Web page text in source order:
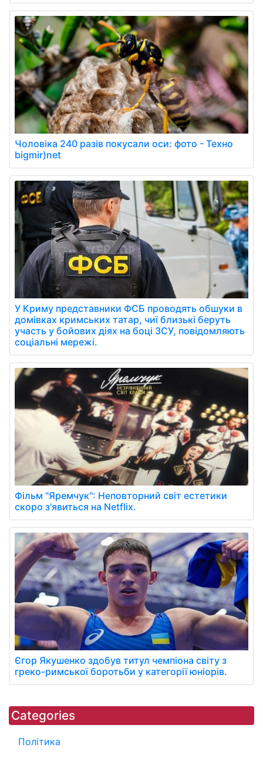
Чоловіка 240 разів покусали оси: фото - Техно
bigmir)net
У Криму представники ФСБ проводять обшуки в
домівках кримських татар, чиї близькі беруть
участь у бойових діях на боці ЗСУ, повідомляють
соціальні мережі.
Фільм "Яремчук": Неповторний світ естетики
скоро з'явиться на Netflix.
Єгор Якушенко здобув титул чемпіона світу з
греко-римської боротьби у категорії юніорів.
Categories
Політика